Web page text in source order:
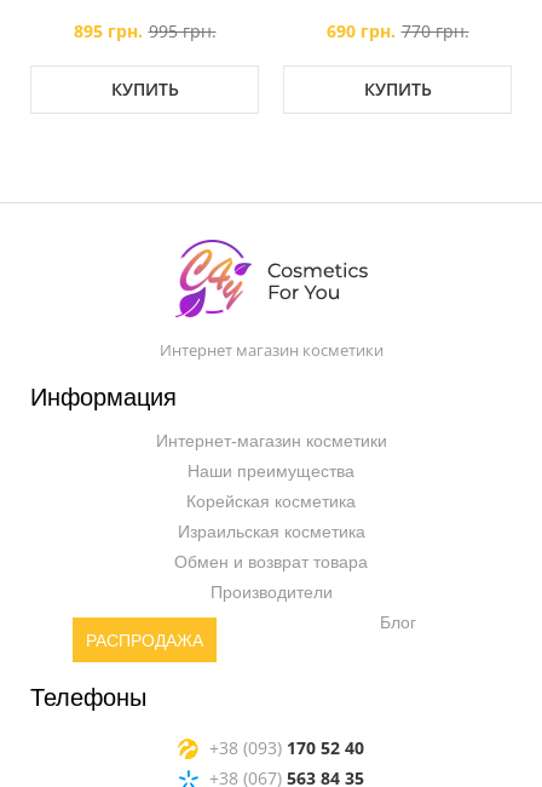
895 грн. 995 грн.
КУПИТЬ
690 грн. 770 грн.
КУПИТЬ
Интернет магазин косметики
Информация
Интернет-магазин косметики
Наши преимущества
Корейская косметика
Израильская косметика
Обмен и возврат товара
Производители
РАСПРОДАЖА
Блог
Телефоны
+38 (093) 170 52 40
+38 (067) 563 84 35